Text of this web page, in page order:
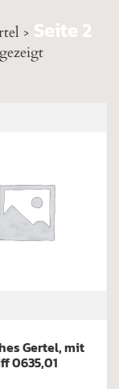
> Seite 2
Gertel, mit
0635,01